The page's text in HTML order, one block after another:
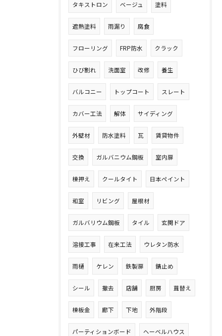
タキストロン ベージュ 塗料
遮熱塗料 雨漏り 腐食
フローリング FRP防水 クラック
ひび割れ 洗面室 改修 養生
バルコニー トップコート スレート
カバー工法 解体 サイディング
外壁材 防水塗料 瓦 賃貸物件
交換 ガルバニウム鋼板 室内扉
棟押え クールタイト 日本ペイント
和室 リビング 屋根材
ガルバリウム鋼板 タイル 玄関ドア
溶接工事 在来工法 ウレタン防水
雨樋 ケレン 鉄製扉 錆止め
シール 撤去 店舗 厨房 葺替え
棟板金 廊下 下地 外階段
パーティションボード ヘーベルハウス